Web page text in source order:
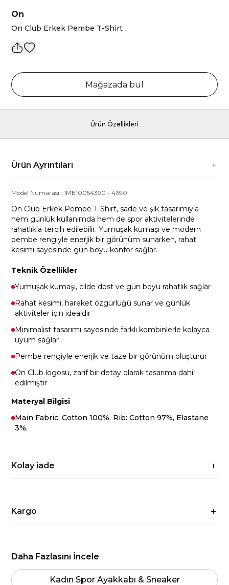
On
On Club Erkek Pembe T-Shirt
Mağazada bul
Ürün Özellikleri
Ürün Ayrıntıları
Model Numarası :1ME10054390 -4390
On Club Erkek Pembe T-Shirt, sade ve şık tasarımıyla
hem günlük kullanımda hem de spor aktivitelerinde
rahatlıkla tercih edilebilir. Yumuşak kumaşı ve modern
pembe rengiyle enerjik bir görünüm sunarken, rahat
kesimi sayesinde gün boyu konfor sağlar.
Teknik Özellikler
Yumuşak kumaşı, cilde dost ve gün boyu rahatlık sağlar
Rahat kesimi, hareket özgürlüğü sunar ve günlük
aktiviteler için idealdir
Minimalist tasarımı sayesinde farklı kombinlerle kolayca
uyum sağlar
Pembe rengiyle enerjik ve taze bir görünüm oluşturur
On Club logosu, zarif bir detay olarak tasarıma dahil
edilmiştir
Materyal Bilgisi
Main Fabric: Cotton 100%. Rib: Cotton 97%, Elastane
3%.
Kolay iade
Kargo
Daha Fazlasını İncele
Kadın Spor Ayakkabı & Sneaker